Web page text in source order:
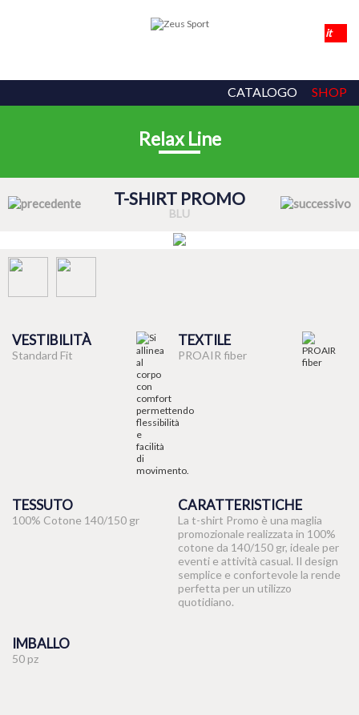
CATALOGO SHOP
Relax Line
T-SHIRT PROMO
BLU
VESTIBILITÀ
Standard Fit
TEXTILE
PROAIR fiber
TESSUTO
100% Cotone 140/150 gr
CARATTERISTICHE
La t-shirt Promo è una maglia
promozionale realizzata in 100%
cotone da 140/150 gr, ideale per
eventi e attività casual. Il design
semplice e confortevole la rende
perfetta per un utilizzo
quotidiano.
IMBALLO
50 pz